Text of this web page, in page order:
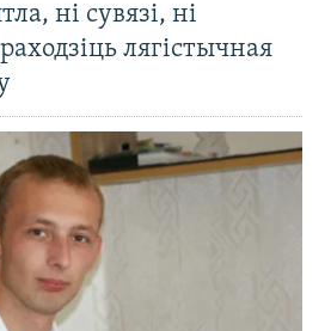
ні сувязі, ні
лягістычная